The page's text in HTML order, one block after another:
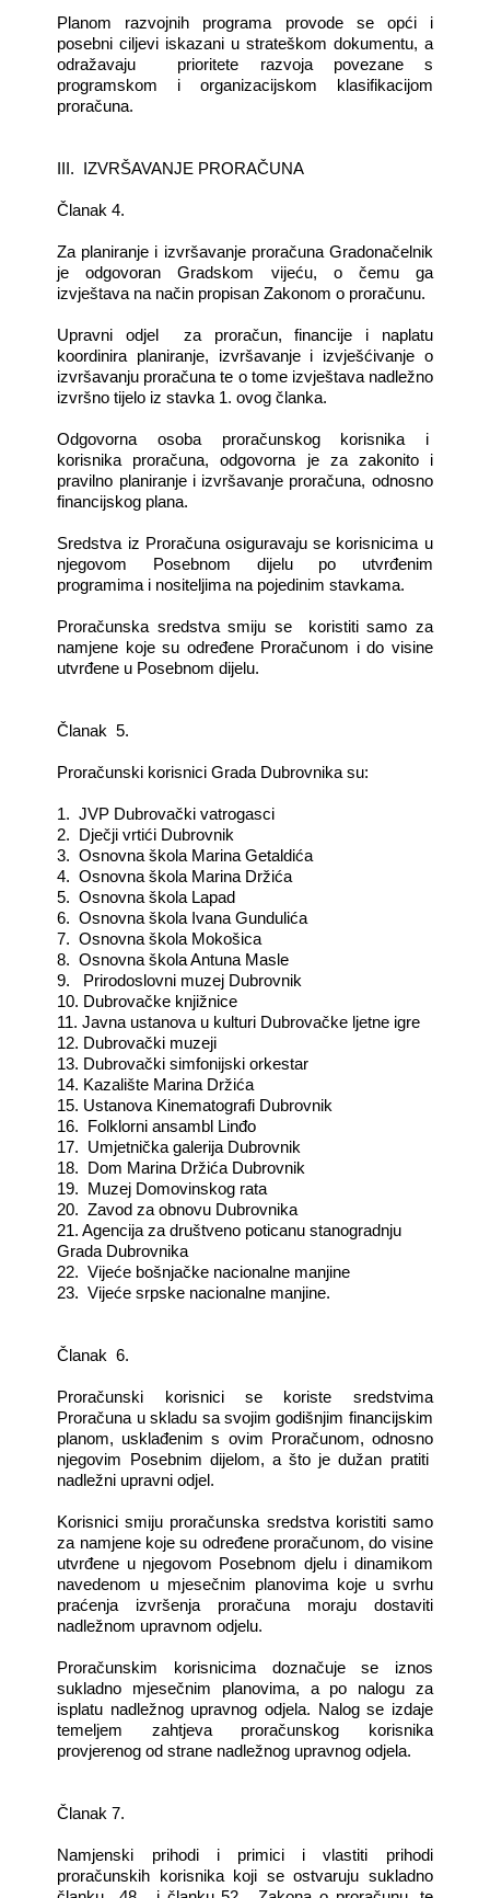
Planom razvojnih programa provode se opći i
posebni ciljevi iskazani u strateškom dokumentu, a
odražavaju prioritete razvoja povezane s
programskom i organizacijskom klasifikacijom
proračuna.
. IZVRŠAVANJE PRORAČUNA
Članak 4.
Za planiranje i izvršavanje proračuna Gradonačelnik
je odgovoran Gradskom vijeću, o čemu ga
izvještava na način propisan Zakonom o proračunu.
Upravni odjel za proračun, financije i naplatu
koordinira planiranje, izvršavanje i izvješćivanje o
izvršavanju proračuna te o tome izvještava nadležno
izvršno tijelo iz stavka 1. ovog članka.
Odgovorna osoba proračunskog korisnika i
korisnika proračuna, odgovorna je za zakonito i
pravilno planiranje i izvršavanje proračuna, odnosno
financijskog plana.
Sredstva iz Proračuna osiguravaju se korisnicima u
njegovom Posebnom dijelu po utvrđenim
programima i nositeljima na pojedinim stavkama.
Proračunska sredstva smiju se koristiti samo za
namjene koje su određene Proračunom i do visine
utvrđene u Posebnom dijelu.
Članak 5.
Proračunski korisnici Grada Dubrovnika su:
1. JVP Dubrovački vatrogasci
2. Dječji vrtići Dubrovnik
3. Osnovna škola Marina Getaldića
4. Osnovna škola Marina Držića
5. Osnovna škola Lapad
6. Osnovna škola Ivana Gundulića
7. Osnovna škola Mokošica
8. Osnovna škola Antuna Masle
9. Prirodoslovni muzej Dubrovnik
10. Dubrovačke knjižnice
11. Javna ustanova u kulturi Dubrovačke ljetne igre
12. Dubrovački muzeji
13. Dubrovački simfonijski orkestar
14. Kazalište Marina Držića
15. Ustanova Kinematografi Dubrovnik
16. Folklorni ansambl Linđo
17. Umjetnička galerija Dubrovnik
18. Dom Marina Držića Dubrovnik
19. Muzej Domovinskog rata
20. Zavod za obnovu Dubrovnika
21. Agencija za društveno poticanu stanogradnju
Grada Dubrovnika
22. Vijeće bošnjačke nacionalne manjine
23. Vijeće srpske nacionalne manjine.
Članak 6.
Proračunski korisnici se koriste sredstvima
Proračuna u skladu sa svojim godišnjim financijskim
planom, usklađenim s ovim Proračunom, odnosno
njegovim Posebnim dijelom, a što je dužan pratiti
nadležni upravni odjel.
Korisnici smiju proračunska sredstva koristiti samo
za namjene koje su određene proračunom, do visine
utvrđene u njegovom Posebnom djelu i dinamikom
navedenom u mjesečnim planovima koje u svrhu
praćenja izvršenja proračuna moraju dostaviti
nadležnom upravnom odjelu.
Proračunskim korisnicima doznačuje se iznos
sukladno mjesečnim planovima, a po nalogu za
isplatu nadležnog upravnog odjela. Nalog se izdaje
temeljem zahtjeva proračunskog korisnika
provjerenog od strane nadležnog upravnog odjela.
Članak 7.
Namjenski prihodi i primici i vlastiti prihodi
proračunskih korisnika koji se ostvaruju sukladno